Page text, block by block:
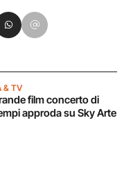
& TV
film concerto di
approda su Sky Arte
LinkedIn
su Pinterest
su WhatsApp
Condividi su Email